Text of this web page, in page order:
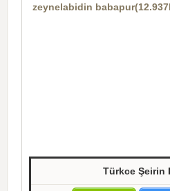
zeynelabidin
Türkce Şeirin